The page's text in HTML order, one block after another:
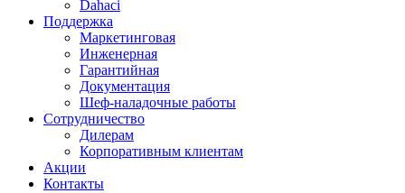
Dahaci
Поддержка
Маркетинговая
Инженерная
Гарантийная
Документация
Шеф-наладочные работы
Сотрудничество
Дилерам
Корпоративным клиентам
Акции
Контакты